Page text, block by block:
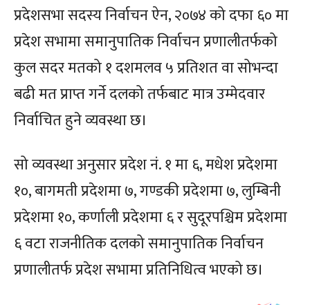
प्रदेशसभा सदस्य निर्वाचन ऐन, २०७४ को दफा ६० मा
प्रदेश सभामा समानुपातिक निर्वाचन प्रणालीतर्फको
कुल सदर मतको १ दशमलव ५ प्रतिशत वा सोभन्दा
बढी मत प्राप्त गर्ने दलको तर्फबाट मात्र उम्मेदवार
निर्वाचित हुने व्यवस्था छ।
सो व्यवस्था अनुसार प्रदेश नं. १ मा ६, मधेश प्रदेशमा
१०, बागमती प्रदेशमा ७, गण्डकी प्रदेशमा ७, लुम्बिनी
प्रदेशमा १०, कर्णाली प्रदेशमा ६ र सुदूरपश्चिम प्रदेशमा
६ वटा राजनीतिक दलको समानुपातिक निर्वाचन
प्रणालीतर्फ प्रदेश सभामा प्रतिनिधित्व भएको छ।